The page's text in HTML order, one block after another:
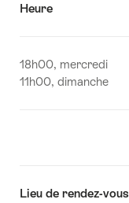
Heure
18h00, mercredi
11h00, dimanche
Lieu de rendez-vous